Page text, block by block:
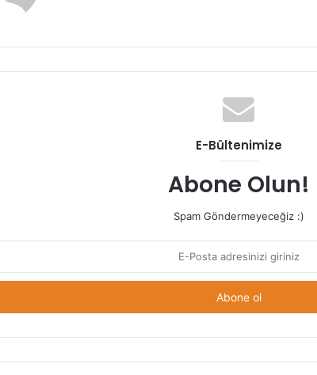
E-Bültenimize
Abone Olun!
Spam Göndermeyeceğiz :)